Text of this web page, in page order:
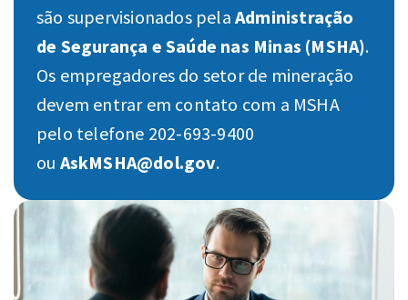
são supervisionados pela Administração
de Segurança e Saúde nas Minas (MSHA).
Os empregadores do setor de mineração
devem entrar em contato com a MSHA
pelo telefone 202-693-9400
ou AskMSHA@dol.gov.